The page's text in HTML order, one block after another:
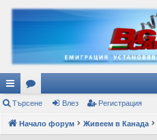
ъ
рз
ор
ум
Търсене Влез Регистрация
Начало форум Живеем в Канада